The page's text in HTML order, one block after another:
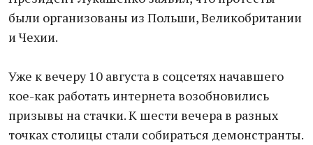
были организованы из Польши, Великобритании
и Чехии.
Уже к вечеру 10 августа в соцсетях начавшего
кое-как работать интернета возобновились
призывы на стачки. К шести вечера в разных
точках столицы стали собираться демонстранты.